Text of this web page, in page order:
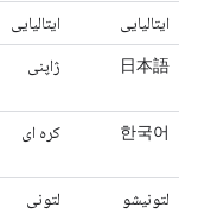
ایتالیایی ایتالیایی
日本語 ژاپنی
한국어 کره ای
لتونیشو لتونی